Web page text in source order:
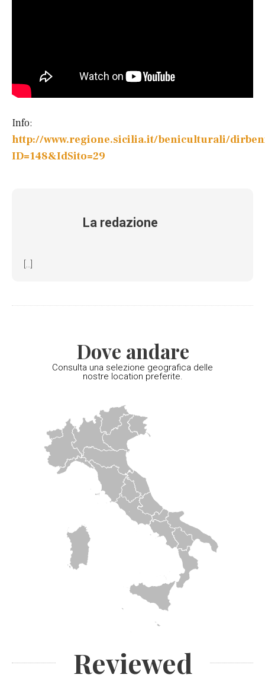
Info:
http://www.regione.sicilia.it/beniculturali/
ID=148&IdSito=29
La redazione
[...]
Dove andare
Consulta una selezione geografica delle
nostre location preferite.
Reviewed